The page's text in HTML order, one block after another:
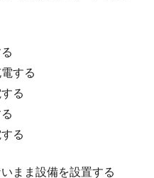
する
る
る
まま設備を設置する